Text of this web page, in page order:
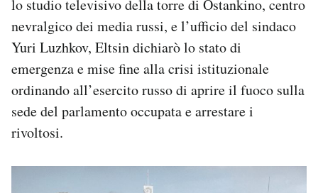
lo studio televisivo della torre di Ostankino, centro
nevralgico dei media russi, e l’ufficio del sindaco
Yuri Luzhkov, Eltsin dichiarò lo stato di
emergenza e mise fine alla crisi istituzionale
ordinando all’esercito russo di aprire il fuoco sulla
sede del parlamento occupata e arrestare i
rivoltosi.